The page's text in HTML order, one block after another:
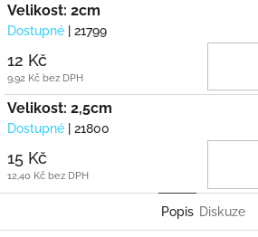
Velikost: 2cm
Dostupné | 21799
12 Kč
9,92 Kč bez DPH
Velikost: 2,5cm
Dostupné | 21800
15 Kč
12,40 Kč bez DPH
Popis Diskuze